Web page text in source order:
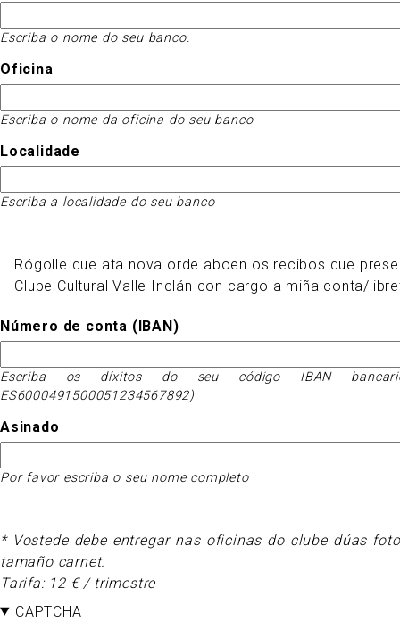
Escriba o nome do seu banco.
Oficina
Escriba o nome da oficina do seu banco
Localidade
Escriba a localidade do seu banco
Rógolle que ata nova orde aboen os recibos que
Clube Cultural Valle Inclán con cargo a miña conta/
Número de conta (IBAN)
Escriba os díxitos do seu código IBAN
ES6000491500051234567892)
Asinado
Por favor escriba o seu nome completo
* Vostede debe entregar nas oficinas do clube dúas
tamaño carnet.
Tarifa: 12 € / trimestre
CAPTCHA